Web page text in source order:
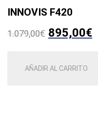
INNOVIS F420
1.079,00€ El
original
895,00€El
AÑADIR AL CARRITO